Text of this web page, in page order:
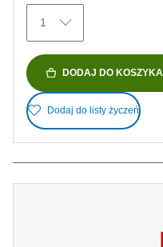
Recenzji
1
DODAJ DO KOSZYKA
Dodaj do listy życzeń